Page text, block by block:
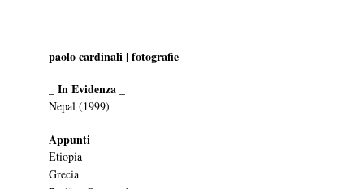
paolo cardinali | fotografie
_ In Evidenza _
Nepal (1999)
Appunti
Etiopia
Grecia